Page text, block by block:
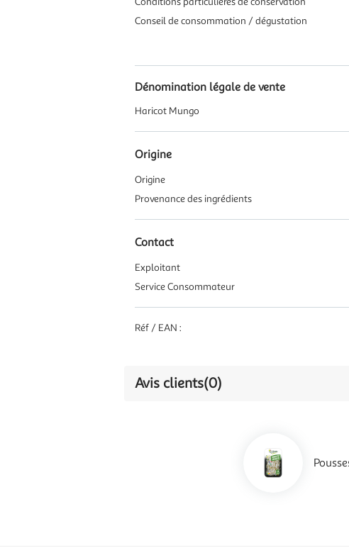
Conseil de consommation / dégustation
Dénomination légale de vente
Haricot Mungo
Origine
Origine
Provenance des ingrédients
Contact
Exploitant
Service Consommateur
Réf / EAN :
Avis clients(0)